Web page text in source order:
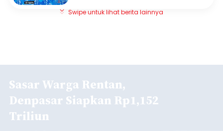
Swipe untuk lihat berita lainnya
Sasar Warga Rentan,
Denpasar Siapkan Rp1,152
Triliun